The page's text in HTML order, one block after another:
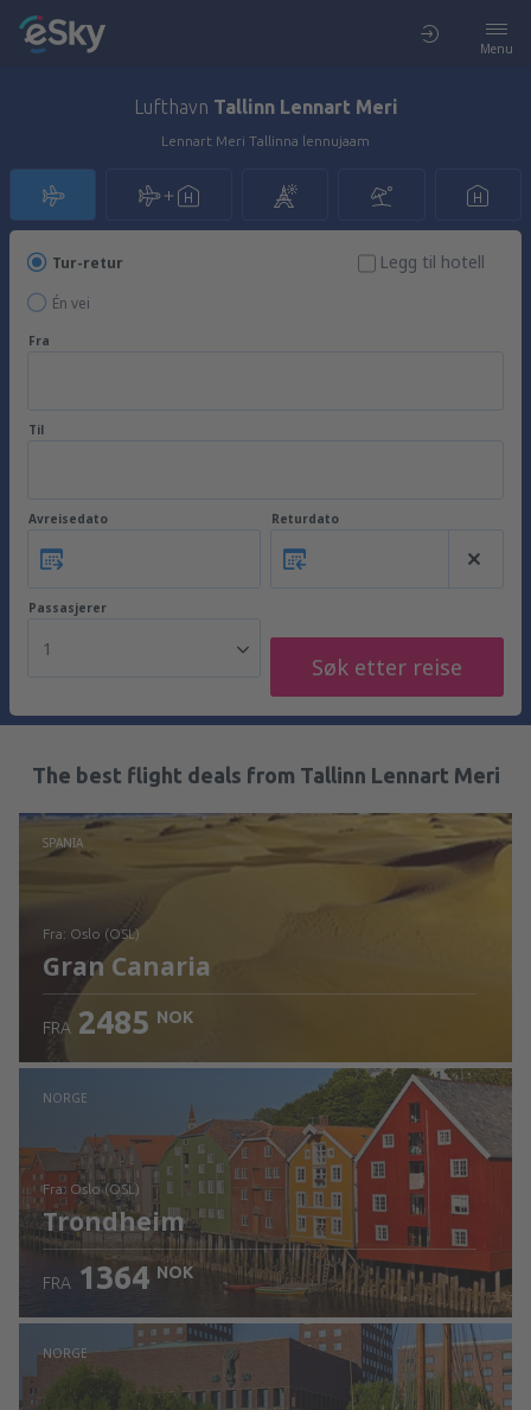
Menu
Lufthavn Tallinn Lennart Meri
Lennart Meri Tallinna lennujaam
Tur-retur
Én vei
Legg til hotell
Fra
Til
Avreisedato Returdato
Passasjerer
1
Søk etter reise
The best flight deals from Tallinn Lennart Meri
SPANIA
fra: Oslo (OSL)
Gran Canaria
Sjekk informasjon
FRA 2485 NOK
NORGE
fra: Oslo (OSL)
Trondheim
Sjekk informasjon
FRA 1364 NOK
NORGE